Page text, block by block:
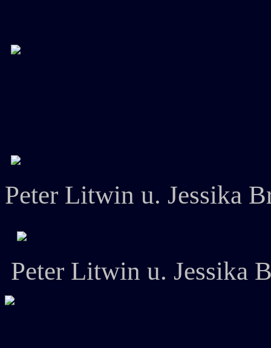
Peter Litwin u. Jessika
Peter Litwin u. Jessika